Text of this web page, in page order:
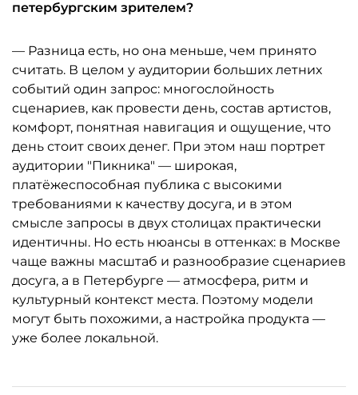
петербургским зрителем?
— Разница есть, но она меньше, чем принято
считать. В целом у аудитории больших летних
событий один запрос: многослойность
сценариев, как провести день, состав артистов,
комфорт, понятная навигация и ощущение, что
день стоит своих денег. При этом наш портрет
аудитории "Пикника" — широкая,
платёжеспособная публика с высокими
требованиями к качеству досуга, и в этом
смысле запросы в двух столицах практически
идентичны. Но есть нюансы в оттенках: в Москве
чаще важны масштаб и разнообразие сценариев
досуга, а в Петербурге — атмосфера, ритм и
культурный контекст места. Поэтому модели
могут быть похожими, а настройка продукта —
уже более локальной.